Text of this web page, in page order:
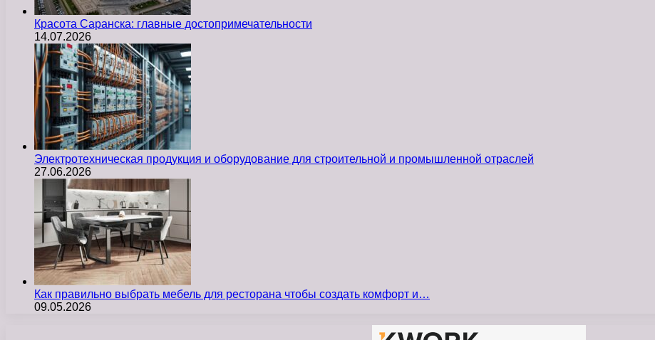
Красота Саранска: главные достопримечательности
14.07.2026
Электротехническая продукция и оборудование для строительной и промышленной отраслей
27.06.2026
Как правильно выбрать мебель для ресторана чтобы создать комфорт и…
09.05.2026